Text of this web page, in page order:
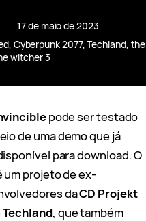
17 de maio de 2023
, Cyberpunk 2077, Techland, the
witcher 3
pode ser testado
de uma demo que já
para download. O
um projeto de ex-
daCD Projekt
Techland, que também